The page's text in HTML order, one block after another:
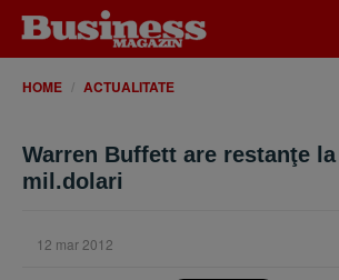
HOME ACTUALITATE
Warren Buffett are restanţe
mil.dolari
12 mar 2012